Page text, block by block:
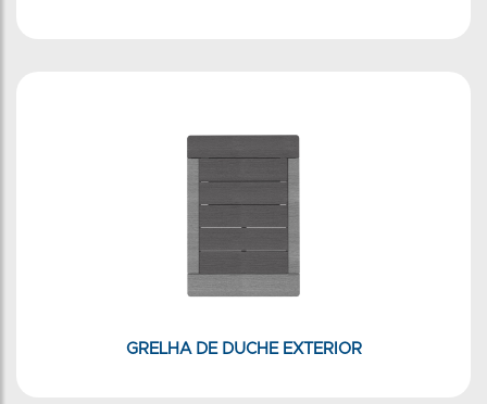
GRELHA DE DUCHE EXTERIOR